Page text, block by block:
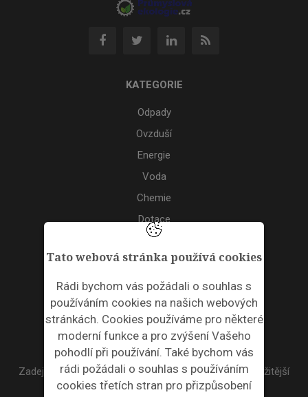
Tato webová stránka používá cookies
Rádi bychom vás požádali o souhlas s
používáním cookies na našich webových
stránkách. Cookies používáme pro některé
moderní funkce a pro zvýšení Vašeho
pohodlí při používání. Také bychom vás
rádi požádali o souhlas s používáním
cookies třetích stran pro přizpůsobení
KATEGORIE
Odpady
Ovzduší
Energie
Voda
Chemie
Dotace
Akce
ODPADNÍ PLASTY
NEWSLETTER
Zadejte váš email a my Vám budeme zasílat ty nejdůležitější
informace, maximálně 1x týdně.